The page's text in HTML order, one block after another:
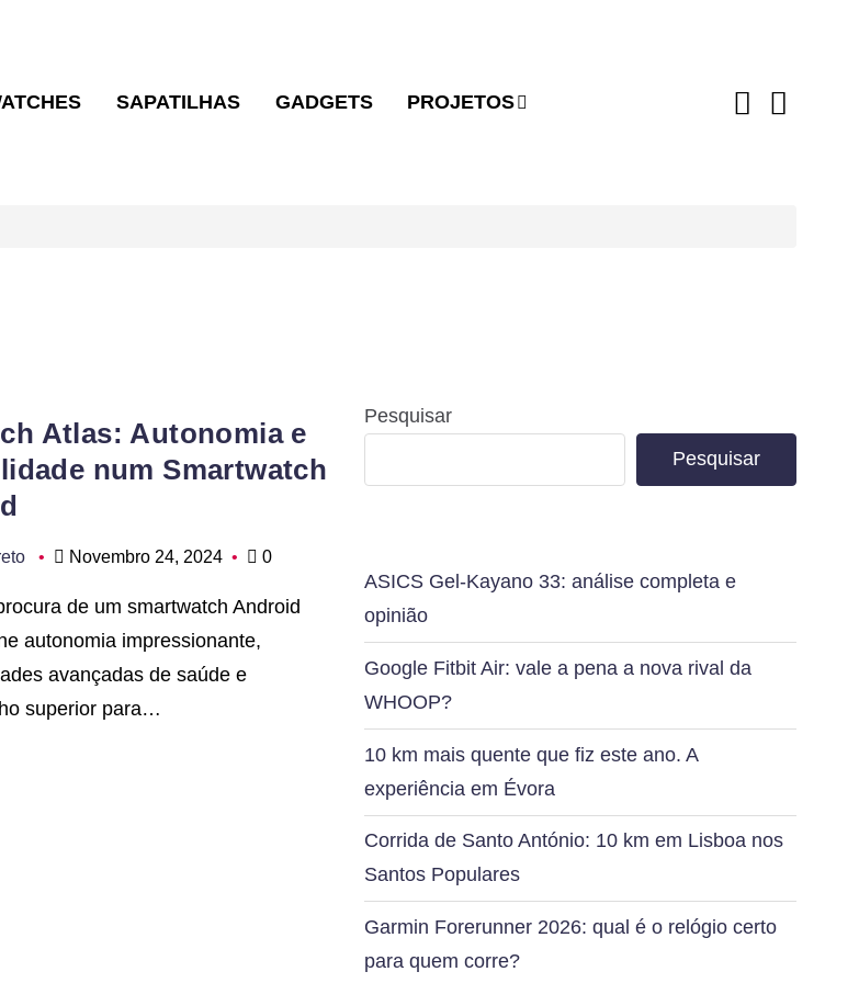
SAPATILHAS GADGETS PROJETOS
Atlas: Autonomia e
num Smartwatch
Novembro 24, 2024 0
de um smartwatch Android
autonomia impressionante,
avançadas de saúde e
superior para…
Pesquisar
Pesquisar
ASICS Gel-Kayano 33: análise completa e
opinião
Google Fitbit Air: vale a pena a nova rival da
WHOOP?
10 km mais quente que fiz este ano. A
experiência em Évora
Corrida de Santo António: 10 km em Lisboa nos
Santos Populares
Garmin Forerunner 2026: qual é o relógio certo
para quem corre?